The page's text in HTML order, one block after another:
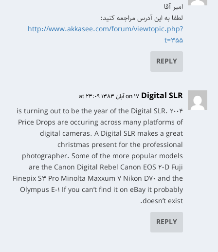
امیر آقا
لطفا به این آدرس مراجعه کنید:
http://www.akkasee.com/forum/viewtopic.php?
t=355
REPLY
Digital SLR on 17 آبان 1383 at 23:09
۲۰۰۴ is turning out to be the year of the Digital SLR.
Price Drops are occuring across many platforms of
digital cameras. A Digital SLR makes a great
christmas present for the professional
photographer. Some of the more popular models
are the Canon Digital Rebel Canon EOS 20D Fuji
Finepix S3 Pro Minolta Maxxum 7 Nikon D70 and the
Olympus E-1 If you can’t find it on eBay it probably
doesn’t exist.
REPLY